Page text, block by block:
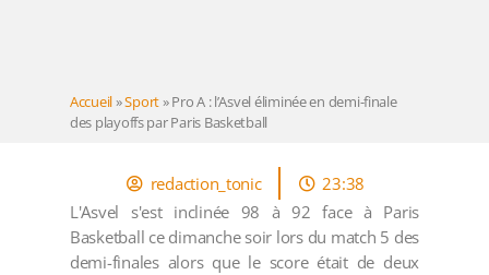
Accueil»Sport»Pro A : l’Asvel éliminée en demi-finale
des playoffs par Paris Basketball
redaction_tonic
23:38
L'Asvel s'est inclinée 98 à 92 face à Paris
Basketball ce dimanche soir lors du match 5 des
demi-finales alors que le score était de deux